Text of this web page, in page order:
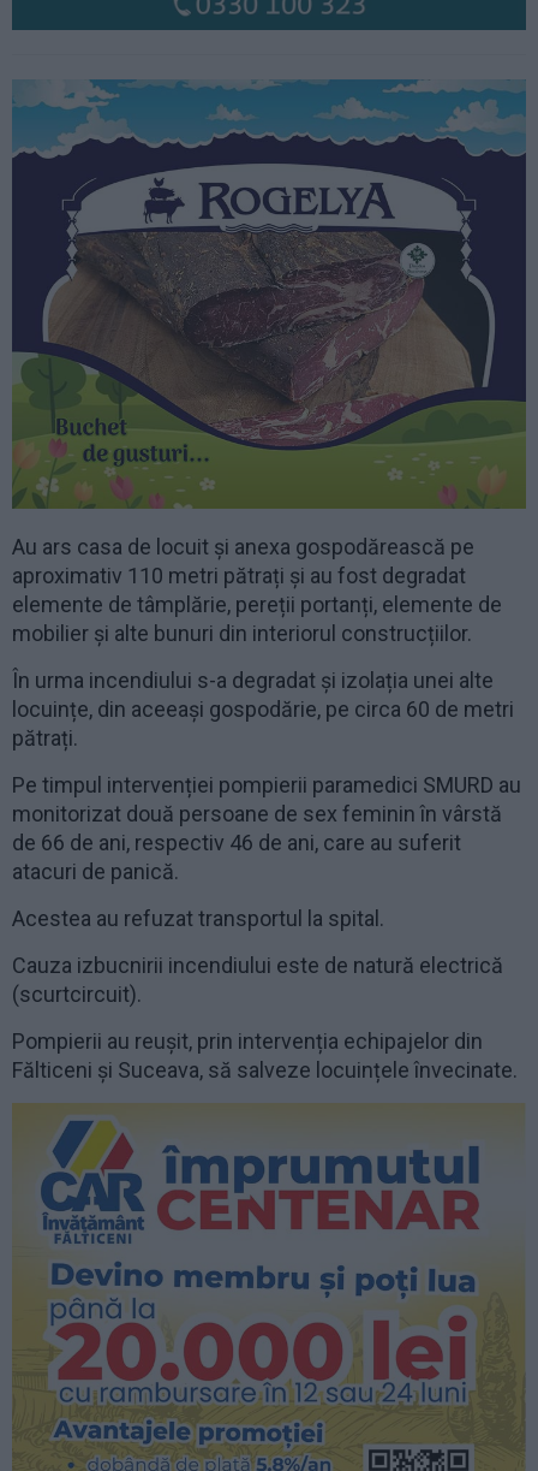
Au ars casa de locuit și anexa gospodărească pe
aproximativ 110 metri pătrați și au fost degradat
elemente de tâmplărie, pereții portanți, elemente de
mobilier și alte bunuri din interiorul construcțiilor.
În urma incendiului s-a degradat și izolația unei alte
locuințe, din aceeași gospodărie, pe circa 60 de metri
pătrați.
Pe timpul intervenției pompierii paramedici SMURD au
monitorizat două persoane de sex feminin în vârstă
de 66 de ani, respectiv 46 de ani, care au suferit
atacuri de panică.
Acestea au refuzat transportul la spital.
Cauza izbucnirii incendiului este de natură electrică
(scurtcircuit).
Pompierii au reușit, prin intervenția echipajelor din
Fălticeni și Suceava, să salveze locuințele învecinate.